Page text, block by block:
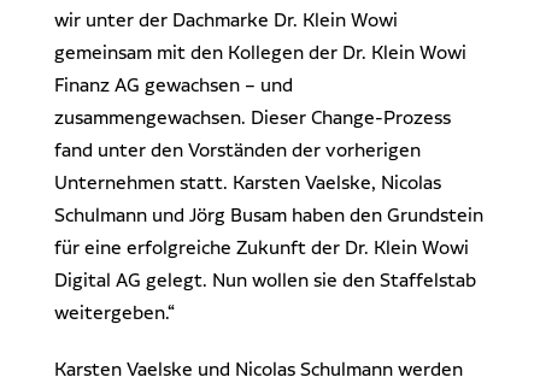
wir unter der Dachmarke Dr. Klein Wowi
gemeinsam mit den Kollegen der Dr. Klein Wowi
Finanz AG gewachsen – und
zusammengewachsen. Dieser Change-Prozess
fand unter den Vorständen der vorherigen
Unternehmen statt. Karsten Vaelske, Nicolas
Schulmann und Jörg Busam haben den Grundstein
für eine erfolgreiche Zukunft der Dr. Klein Wowi
Digital AG gelegt. Nun wollen sie den Staffelstab
weitergeben.“
Karsten Vaelske und Nicolas Schulmann werden